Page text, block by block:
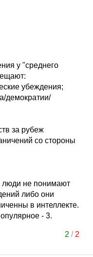
у "среднего
убеждения;
демократии/
за рубеж
со стороны
люди не понимают
либо они
в интеллекте.
- 3.
2 / 2